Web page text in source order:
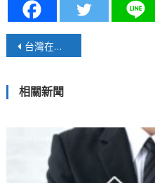
文
導
台灣在創新科技產業的軟實力經濟
相關新聞